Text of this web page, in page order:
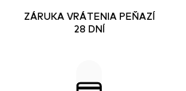
ZÁRUKA VRÁTENIA PEŇAZÍ
28 DNÍ